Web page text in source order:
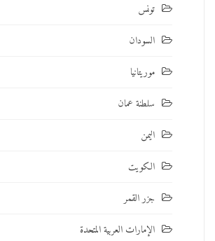
تونس
السودان
موريتانيا
سلطنة عمان
اليمن
الكويت
جزر القمر
الإمارات العربية المتحدة